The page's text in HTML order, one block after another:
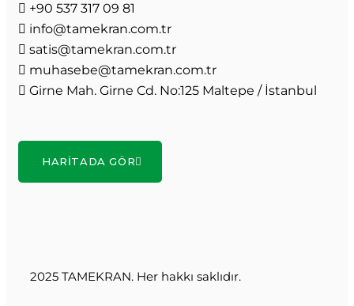
+90 537 317 09 81
info@tamekran.com.tr
satis@tamekran.com.tr
muhasebe@tamekran.com.tr
Girne Mah. Girne Cd. No:125 Maltepe / İstanbul
HARITADA GÖR
2025 TAMEKRAN. Her hakkı saklıdır.